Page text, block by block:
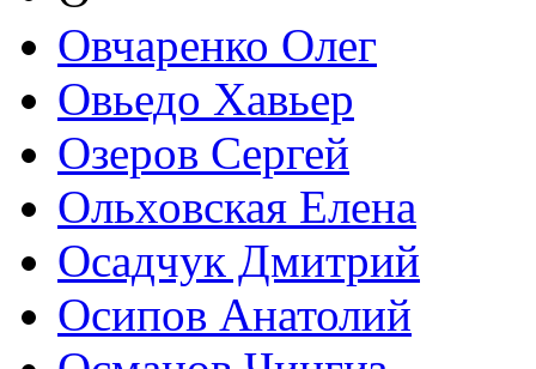
Овчаренко Олег
Овьедо Хавьер
Озеров Сергей
Ольховская Елена
Осадчук Дмитрий
Осипов Анатолий